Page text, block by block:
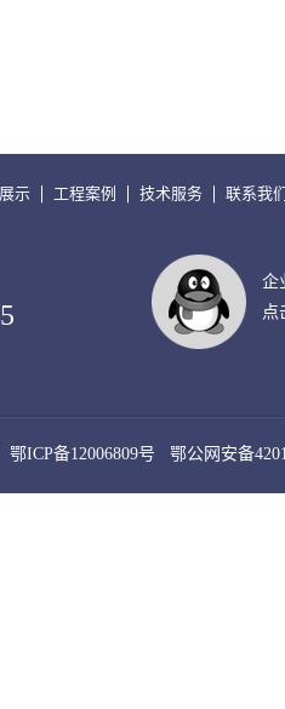
示 工程案例 技术服务 联系我
鄂ICP备12006809号 鄂公网安备
企
点